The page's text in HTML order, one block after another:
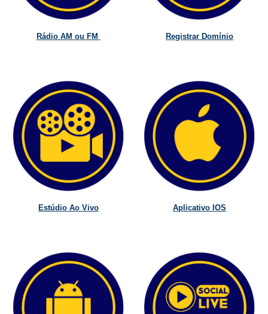
Rádio AM ou FM Registrar Domínio
Estúdio Ao Vivo Aplicativo IOS